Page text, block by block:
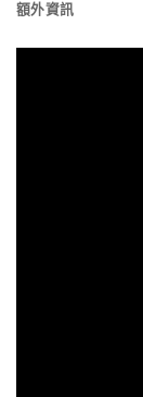
額外資訊